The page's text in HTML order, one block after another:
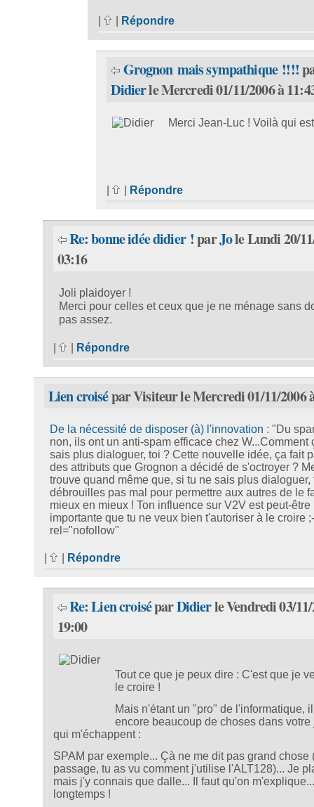
Répondre
Grognon mais sympathique !!!!
Didierle Mercredi 01/11/2006 à
Merci Jean-Luc ! Voilà qui
| Répondre
Re: bonne idée didier !parJole Lundi 20/
03:16
Joli plaidoyer !
Merci pour celles et ceux que je ne ménage sans
pas assez.
Répondre
Lien croisépar Visiteur le Mercredi 01/11/2006
De la nécessité de disposer (à) l'innovation : "Du
non, ils ont un anti-spam efficace chez W...Comment
sais plus dialoguer, toi ? Cette nouvelle idée, ça fait
des attributs que Grognon a décidé de s'octroyer ?
trouve quand même que, si tu ne sais plus dialoguer,
débrouilles pas mal pour permettre aux autres de le
mieux en mieux ! Ton influence sur V2V est peut-être
importante que tu ne veux bien t'autoriser à le croire
rel="nofollow"
Répondre
Re: Lien croiséparDidierle Vendredi 03/
19:00
Tout ce que je peux dire : C'est que je
le croire !
Mais n'étant un "pro" de l'informatique,
encore beaucoup de choses dans votre
qui m'échappent :
SPAM par exemple... Çà ne me dit pas grand chose
passage, tu as vu comment j'utilise l'ALT128)... Je
mais j'y connais que dalle... Il faut qu'on
longtemps !